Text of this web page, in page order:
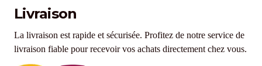
Livraison
La livraison est rapide et sécurisée. Profitez de notre service de
livraison fiable pour recevoir vos achats directement chez vous.